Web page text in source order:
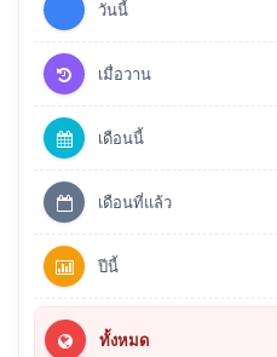
วันนี้
เมื่อวาน
เดือนนี้
เดือนที่แล้ว
ปีนี้
ทั้งหมด